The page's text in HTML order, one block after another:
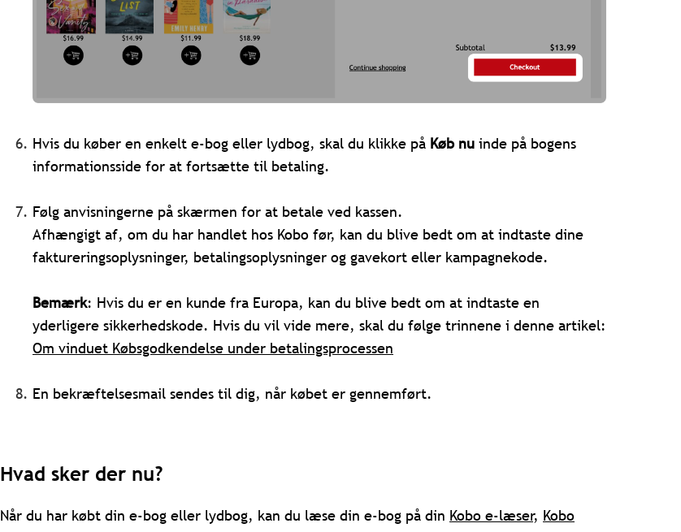
Hvis du køber en enkelt e-bog eller lydbog, skal du klikke på Køb nu inde på bogens
informationsside for at fortsætte til betaling.
Følg anvisningerne på skærmen for at betale ved kassen.
Afhængigt af, om du har handlet hos Kobo før, kan du blive bedt om at indtaste dine
faktureringsoplysninger, betalingsoplysninger og gavekort eller kampagnekode.
Bemærk: Hvis du er en kunde fra Europa, kan du blive bedt om at indtaste en
yderligere sikkerhedskode. Hvis du vil vide mere, skal du følge trinnene i denne artikel:
Om vinduet Købsgodkendelse under betalingsprocessen
En bekræftelsesmail sendes til dig, når købet er gennemført.
Hvad sker der nu?
Når du har købt din e-bog eller lydbog, kan du læse din e-bog på din Kobo e-læser, Kobo